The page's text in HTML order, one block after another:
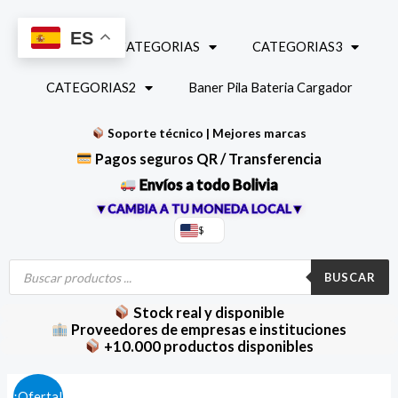
contenido
INICIO CATEGORIAS CATEGORIAS3
CATEGORIAS2 Baner Pila Bateria Cargador
Soporte técnico | Mejores marcas
Pagos seguros QR / Transferencia
Envíos a todo Bolivia
▼CAMBIA A TU MONEDA LOCAL▼
$
Búsqueda
productos
BUSCAR
Stock real y disponible
Proveedores de empresas e instituciones
+10.000 productos disponibles
Cargador
ES